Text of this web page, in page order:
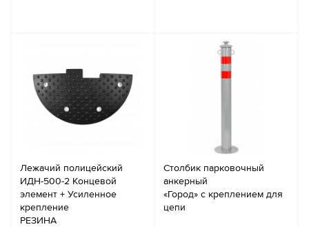
Лежачий полицейский
ИДН-500-2 Концевой
элемент + Усиленное
крепление
РЕЗИНА
Столбик парковочный
анкерный
«Город» с креплением для
цепи